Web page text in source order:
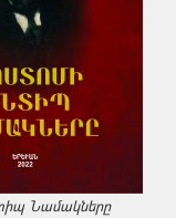
Նամակները